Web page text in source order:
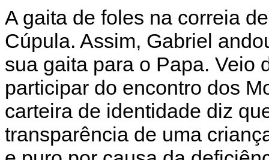
A gaita de foles na correia
Cúpula. Assim, Gabriel
sua gaita para o Papa. Veio
participar do encontro dos
carteira de identidade diz
transparência de uma